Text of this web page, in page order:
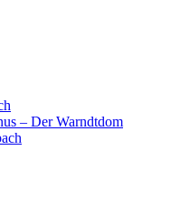
– Der Warndtdom